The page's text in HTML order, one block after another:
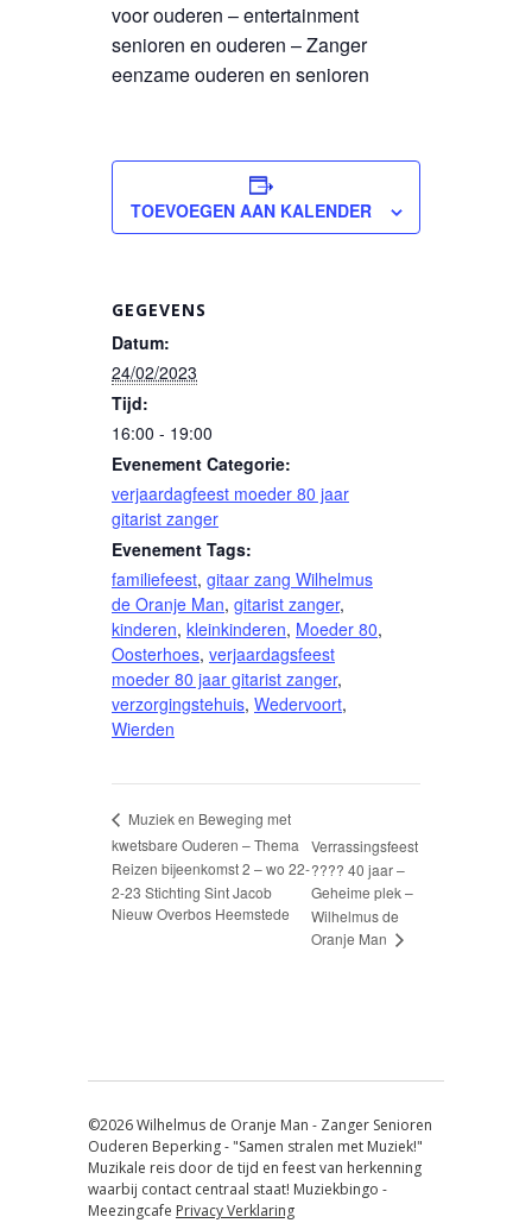
voor ouderen – entertainment
senioren en ouderen – Zanger
eenzame ouderen en senioren
TOEVOEGEN AAN KALENDER
GEGEVENS
Datum:
24/02/2023
Tijd:
16:00 - 19:00
Evenement Categorie:
verjaardagfeest moeder 80 jaar
gitarist zanger
Evenement Tags:
familiefeest, gitaar zang Wilhelmus
de Oranje Man, gitarist zanger,
kinderen, kleinkinderen, Moeder 80,
Oosterhoes, verjaardagsfeest
moeder 80 jaar gitarist zanger,
verzorgingstehuis, Wedervoort,
Wierden
Muziek en Beweging met
kwetsbare Ouderen – Thema
Reizen bijeenkomst 2 – wo 22-
2-23 Stichting Sint Jacob
Nieuw Overbos Heemstede
Verrassingsfeest
???? 40 jaar –
Geheime plek –
Wilhelmus de
Oranje Man
©2026 Wilhelmus de Oranje Man - Zanger Senioren
Ouderen Beperking - "Samen stralen met Muziek!"
Muzikale reis door de tijd en feest van herkenning
waarbij contact centraal staat! Muziekbingo -
Meezingcafe Privacy Verklaring